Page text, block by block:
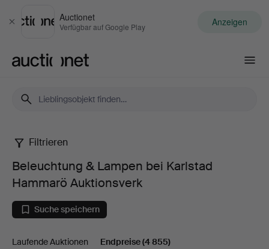
Schließen
Auctionet
Verfügbar auf Google Play Anzeigen
Beleuchtung
Lampen
bei
Filtrieren
Beleuchtung & Lampen bei Karlstad
Hammarö Auktionsverk
Suche speichern
Laufende Auktionen Endpreise(4 855)